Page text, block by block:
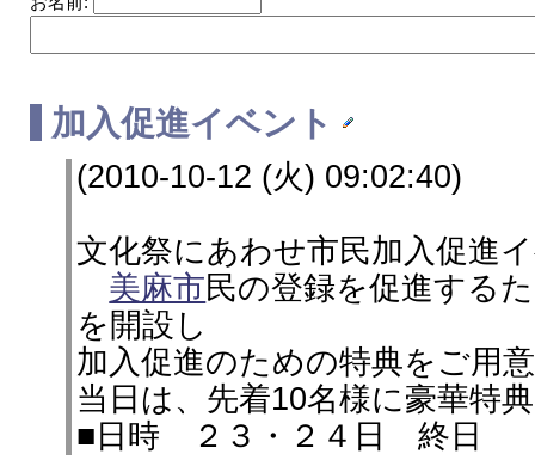
加入促進イベント
(2010-10-12 (火) 09:02:40)
文化祭にあわせ市民加入促進
美麻市民の登録を促進する
を開設し
加入促進のための特典をご用
当日は、先着10名様に豪華特
■日時 ２３・２４日 終日